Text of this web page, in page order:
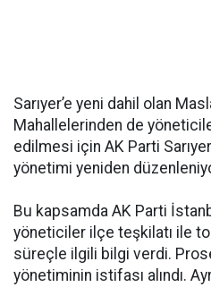
Sarıyer’e yeni dahil olan
Mahallelerinden de
edilmesi için AK Parti
yönetimi yeniden
Bu kapsamda AK Parti
yöneticiler ilçe teşkilatı ile
süreçle ilgili bilgi verdi.
yönetiminin istifası alındı.